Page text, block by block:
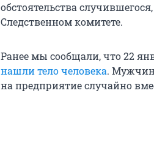
обстоятельства
Следственном комитете.
Ранее мы сообщали, что 22
нашли тело человека.
на предприятие случайно